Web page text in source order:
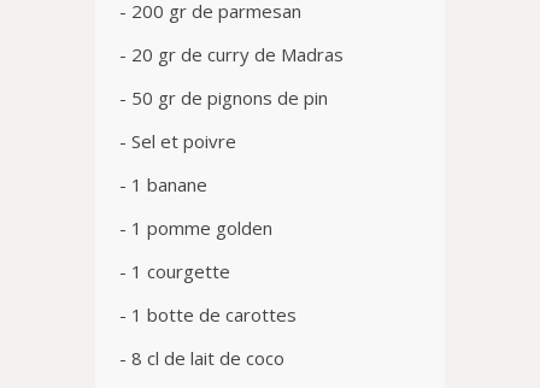
- 200 gr de parmesan
- 20 gr de curry de Madras
- 50 gr de pignons de pin
- Sel et poivre
- 1 banane
- 1 pomme golden
- 1 courgette
- 1 botte de carottes
- 8 cl de lait de coco